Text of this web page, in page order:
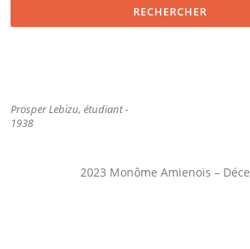
Prosper Lebizu, étudiant -
1938
2023 Monôme Amienois –